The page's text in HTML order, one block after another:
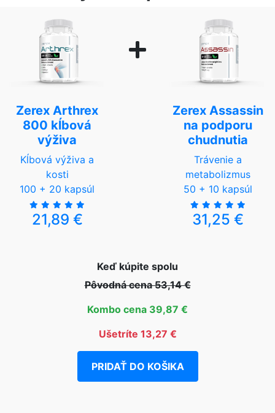
Zerex Arthrex
800 kĺbová
výživa
Kĺbová výživa a
kosti
100 + 20 kapsúl
21,89 €
Zerex Assassin
na podporu
chudnutia
Trávenie a
metabolizmus
50 + 10 kapsúl
31,25 €
Keď kúpite spolu
Pôvodná cena 53,14 €
Kombo cena 39,87 €
Ušetríte 13,27 €
PRIDAŤ DO KOŠIKA